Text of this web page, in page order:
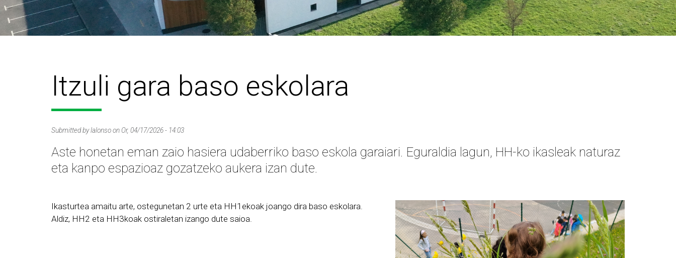
Itzuli gara baso eskolara
Submitted bylalonsoon Or, 04/17/2026 - 14:03
Aste honetan eman zaio hasiera udaberriko baso eskola garaiari. Eguraldia lagun, HH-ko ikasleak naturaz
eta kanpo espazioaz gozatzeko aukera izan dute.
Ikasturtea amaitu arte, ostegunetan 2 urte eta HH1ekoak joango dira baso eskolara.
Aldiz, HH2 eta HH3koak ostiraletan izango dute saioa.